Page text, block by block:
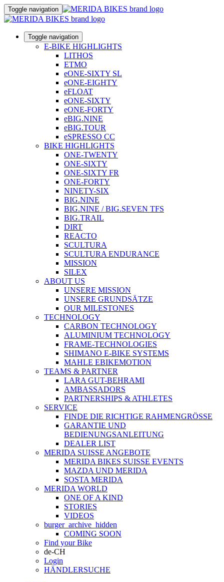
Toggle navigation
Toggle navigation
E-BIKE HIGHLIGHTS
LITHOS
ETMO
eONE-SIXTY SL
eONE-EIGHTY
eFLOAT
eONE-SIXTY
eONE-FORTY
eBIG.NINE
eBIG.TOUR
eSPRESSO CC
BIKE HIGHLIGHTS
ONE-TWENTY
ONE-SIXTY
ONE-SIXTY FR
ONE-FORTY
NINETY-SIX
BIG.NINE
BIG.NINE / BIG.SEVEN TFS
BIG.TRAIL
DIRT
REACTO
SCULTURA
SCULTURA ENDURANCE
MISSION
SILEX
ABOUT US
UNSERE MISSION
UNSERE GRUNDSÄTZE
OUR MILESTONES
TECHNOLOGY
CARBON TECHNOLOGY
ALUMINIUM TECHNOLOGY
FRAME-TECHNOLOGIES
SHIMANO E-BIKE SYSTEMS
MAHLE EBIKEMOTION
TEAMS & PARTNER
LARA GUT-BEHRAMI
AMBASSADORS
PARTNERSHIPS & ATHLETES
SERVICE
FINDE DIE RICHTIGE RAHMENGRÖSSE
GARANTIE UND
BEDIENUNGSANLEITUNG
DEALER LIST
MERIDA SUISSE ANGEBOTE
MERIDA BIKES SUISSE EVENTS
MAZDA UND MERIDA
SOSTA MERIDA
MERIDA WORLD
ONE OF A KIND
STORIES
VIDEOS
burger_archive_hidden
COMING SOON
Find your Bike
de-CH
Login
HÄNDLERSUCHE